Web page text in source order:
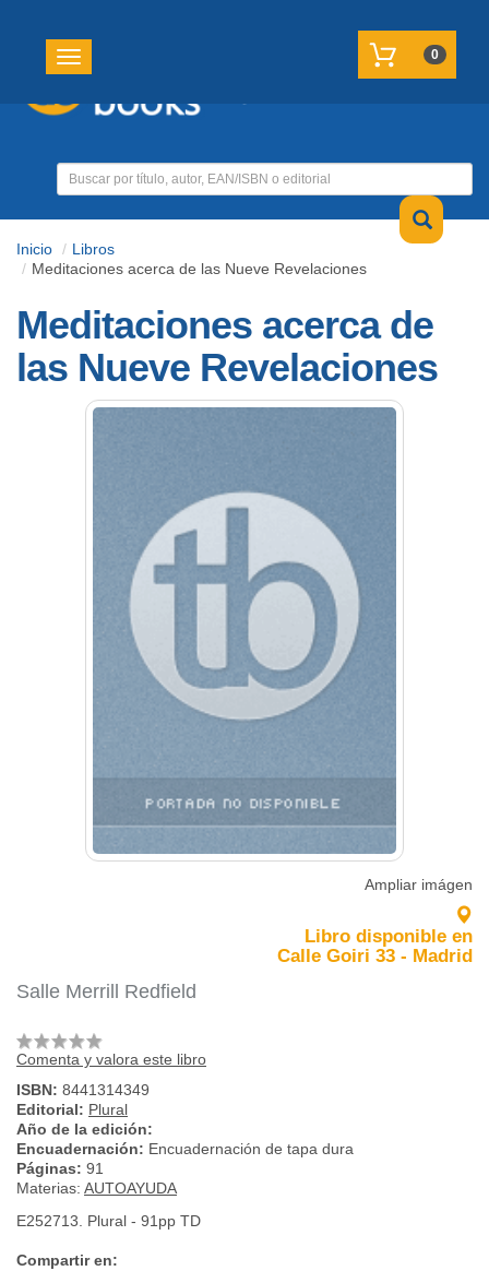
Toggle navigation 0
Inicio
Libros
Meditaciones acerca de las Nueve Revelaciones
Meditaciones acerca de
las Nueve Revelaciones
Ampliar imágen
Libro disponible en
Calle Goiri 33 - Madrid
Salle Merrill Redfield
Comenta y valora este libro
ISBN: 8441314349
Editorial: Plural
Año de la edición:
Encuadernación: Encuadernación de tapa dura
Páginas: 91
Materias: AUTOAYUDA
E252713. Plural - 91pp TD
Compartir en: